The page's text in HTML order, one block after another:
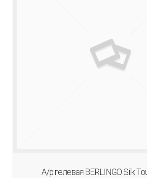
А/р гелевая BERLINGO Silk